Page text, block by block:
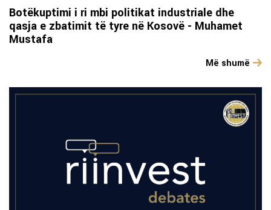
Botëkuptimi i ri mbi politikat industriale dhe
qasja e zbatimit të tyre në Kosovë - Muhamet
Mustafa
Më shumë